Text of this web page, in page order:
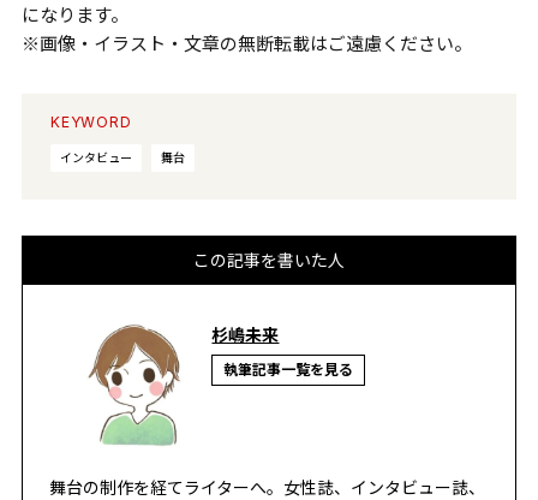
になります。
※画像・イラスト・文章の無断転載はご遠慮ください。
KEYWORD
インタビュー
舞台
この記事を書いた人
杉嶋未来
執筆記事一覧を見る
舞台の制作を経てライターへ。女性誌、インタビュー誌、